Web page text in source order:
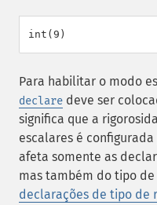
Para habilitar o modo
declare deve ser
significa que a
escalares é
afeta somente as
mas também do tipo
declarações de tipo de